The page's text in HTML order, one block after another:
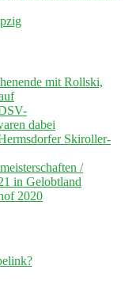
mit Rollski,
dabei
Skiroller-
/
in Gelobtland
2020